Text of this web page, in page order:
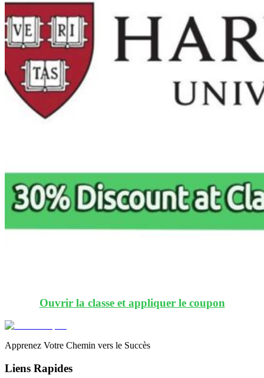
Ouvrir la classe et appliquer le coupon
Apprenez Votre Chemin vers le Succès
Liens Rapides